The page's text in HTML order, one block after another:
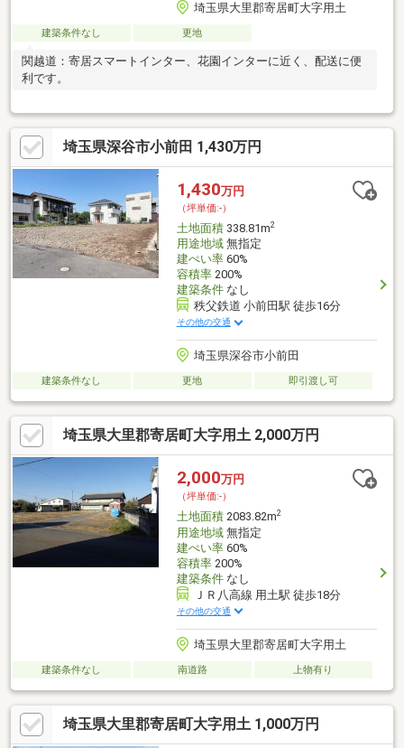
埼玉県大里郡寄居町大字用土
建築条件なし 更地
関越道：寄居スマートインター、花園インターに近く、配送に便
利です。
埼玉県深谷市小前田 1,430万円
1,430万円
（坪単価:-）
土地面積338.81m2
用途地域無指定
建ぺい率60%
容積率200%
建築条件なし
秩父鉄道 小前田駅 徒歩16分
その他の交通
埼玉県深谷市小前田
建築条件なし 更地 即引渡し可
埼玉県大里郡寄居町大字用土 2,000万円
2,000万円
（坪単価:-）
土地面積2083.82m2
用途地域無指定
建ぺい率60%
容積率200%
建築条件なし
ＪＲ八高線 用土駅 徒歩18分
その他の交通
埼玉県大里郡寄居町大字用土
建築条件なし 南道路 上物有り
埼玉県大里郡寄居町大字用土 1,000万円